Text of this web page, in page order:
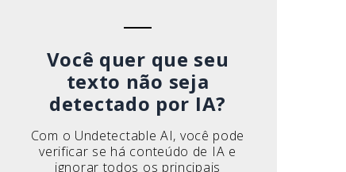
Você quer que seu
texto não seja
detectado por IA?
Com o Undetectable AI, você pode
verificar se há conteúdo de IA e
ignorar todos os principais